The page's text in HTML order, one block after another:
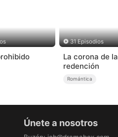
31 Episodios
La corona de la
redención
Romántica
Únete a nosotros